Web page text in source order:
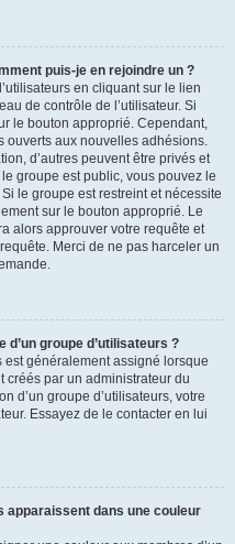
puis-je en rejoindre un ?
en cliquant sur le lien
de contrôle de l’utilisateur. Si
le bouton approprié. Cependant,
ouverts aux nouvelles adhésions.
d’autres peuvent être privés et
groupe est public, vous pouvez le
le groupe est restreint et nécessite
sur le bouton approprié. Le
alors approuver votre requête et
Merci de ne pas harceler un
groupe d’utilisateurs ?
est généralement assigné lorsque
créés par un administrateur du
d’un groupe d’utilisateurs, votre
Essayez de le contacter en lui
apparaissent dans une couleur